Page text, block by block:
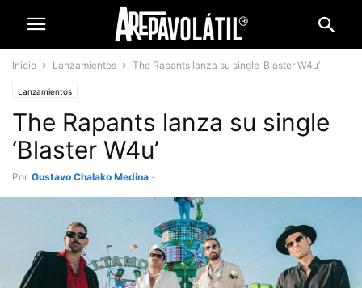
Inicio Lanzamientos The Rapants lanza su single ‘Blaster W4u’
Lanzamientos
The Rapants lanza su single
‘Blaster W4u’
Por Gustavo Chalako Medina -